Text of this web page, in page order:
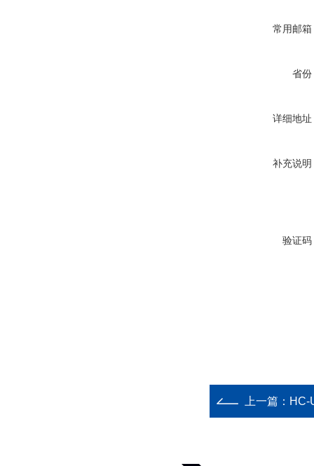
常用邮箱
省份
详细地址
补充说明
验证码
上一篇： HC-